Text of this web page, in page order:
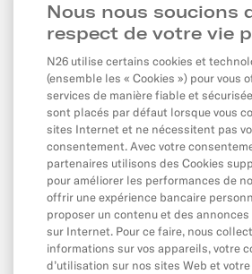
Virements
Prélèvements Automatiques &
Paiements par carte & En ligne
Solde & Plafonds
Application & Produits
Application
Contacter N26
Portefeuilles mobiles et en ligne
Nous nous soucions
respect de votre vie
N26 utilise certains cookies et
(ensemble les « Cookies ») pour vous
services de manière fiable et
sont placés par défaut lorsque vous
sites Internet et ne nécessitent pas
consentement. Avec votre
partenaires utilisons des Cookies
pour améliorer les performances de
offrir une expérience bancaire
proposer un contenu et des
sur Internet. Pour ce faire, nous
informations sur vos appareils, votre
d’utilisation sur nos sites Web et